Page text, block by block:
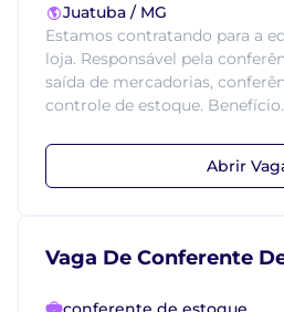
Juatuba / MG
Estamos contratando para a
loja. Responsável pela
saída de mercadorias,
controle de estoque.
Abrir
Vaga De Conferente